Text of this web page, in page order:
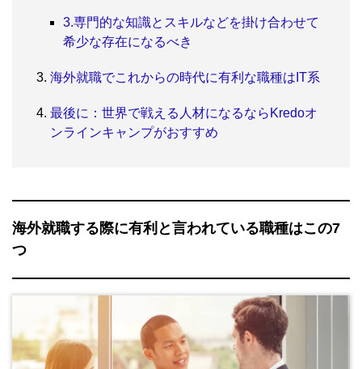
3.専門的な知識とスキルなどを掛け合わせて
希少な存在になるべき
海外就職でこれからの時代に有利な職種はIT系
最後に：世界で戦える人材になるならKredoオ
ンラインキャンプがおすすめ
海外就職する際に有利と言われている職種はこの7
つ